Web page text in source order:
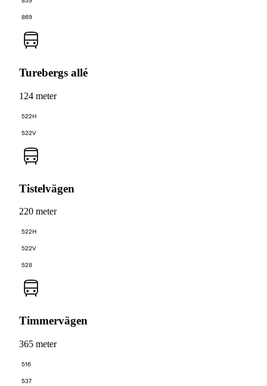
869
Turebergs allé
124 meter
522H
522V
Tistelvägen
220 meter
522H
522V
528
Timmervägen
365 meter
516
537